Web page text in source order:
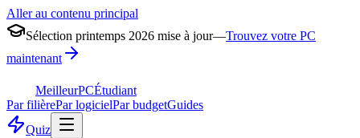
Aller au contenu principal
Sélection printemps 2026 mise à jour—Trouvez votre PC
maintenant
MeilleurPCÉtudiant
Par filièrePar logicielPar budgetGuides
Quiz